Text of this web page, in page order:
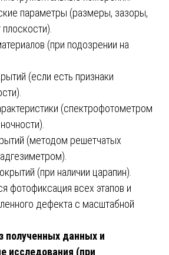
параметры (размеры, зазоры,
(при подозрении на
(если есть признаки
(спектрофотометром
(методом решетчатых
(при наличии царапин).
фотофиксация всех этапов и
дефекта с масштабной
полученных данных и
исследования (при